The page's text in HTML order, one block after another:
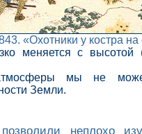
«Охотники у костра на
меняется с высотой
мы не
Земли.
неплохо